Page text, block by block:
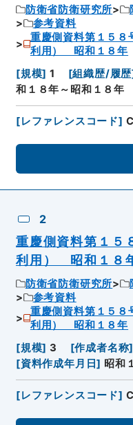
防衛省防衛研究所
参考資料
重慶側資料第１５
利用） 昭和１８年
[規模] 1 [組織歴/履歴
和１８年～昭和１８年
[レファレンスコード]
2
重慶側資料第１
利用） 昭和１８
防衛省防衛研究所
参考資料
重慶側資料第１５
利用） 昭和１８年
[規模] 3 [作成者名称]
[資料作成年月日] 昭和
[レファレンスコード]